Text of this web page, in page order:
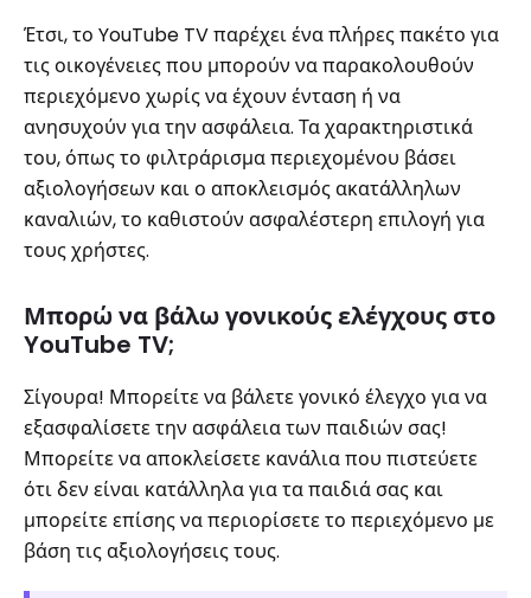
Έτσι, το YouTube TV παρέχει ένα πλήρες πακέτο για
τις οικογένειες που μπορούν να παρακολουθούν
περιεχόμενο χωρίς να έχουν ένταση ή να
ανησυχούν για την ασφάλεια. Τα χαρακτηριστικά
του, όπως το φιλτράρισμα περιεχομένου βάσει
αξιολογήσεων και ο αποκλεισμός ακατάλληλων
καναλιών, το καθιστούν ασφαλέστερη επιλογή για
τους χρήστες.
Μπορώ να βάλω γονικούς ελέγχους στο
YouTube TV;
Σίγουρα! Μπορείτε να βάλετε γονικό έλεγχο για να
εξασφαλίσετε την ασφάλεια των παιδιών σας!
Μπορείτε να αποκλείσετε κανάλια που πιστεύετε
ότι δεν είναι κατάλληλα για τα παιδιά σας και
μπορείτε επίσης να περιορίσετε το περιεχόμενο με
βάση τις αξιολογήσεις τους.